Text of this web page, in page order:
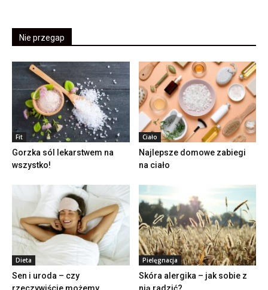
Nie przegap
Fit
Gorzka sól lekarstwem na
wszystko!
Ciało
Najlepsze domowe zabiegi
na ciało
Dieta
Sen i uroda – czy
Pielęgnacja
Skóra alergika – jak sobie z